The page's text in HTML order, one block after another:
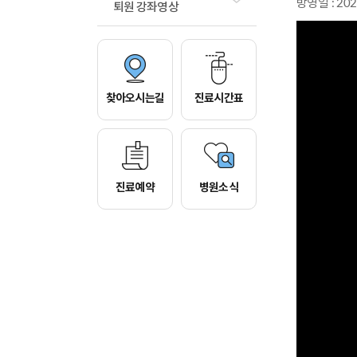
퇴원 강좌영상
찾아오시는길 진료시간표
진료예약 병원소식
방영일 :